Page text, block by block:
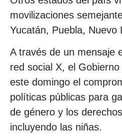
movilizaciones
Yucatán, Puebla, Nuevo
A través de un mensaje
red social X, el
este domingo el
políticas públicas para
de género y los
incluyendo las niñas.